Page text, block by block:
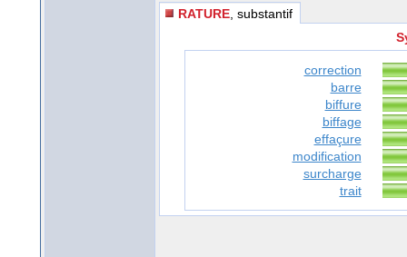
RATURE , substantif
correction
barre
biffure
biffage
effaçure
modification
surcharge
trait